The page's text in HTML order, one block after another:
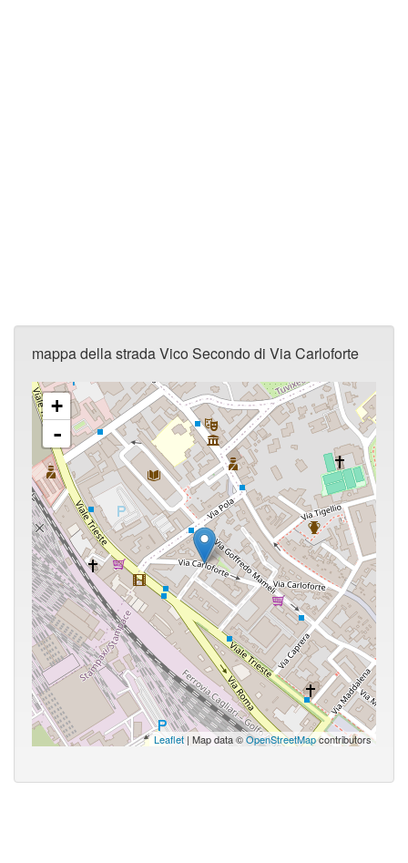
mappa della strada Vico Secondo di Via Carloforte
+
-
Leaflet | Map data ©OpenStreetMapcontributors